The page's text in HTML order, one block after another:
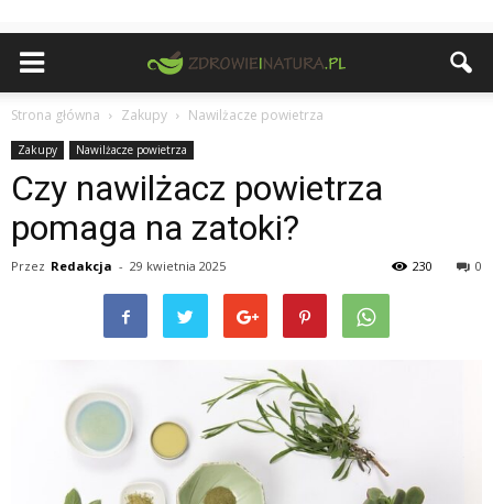
Strona główna Zakupy Nawilżacze powietrza
Zakupy Nawilżacze powietrza
Czy nawilżacz powietrza
pomaga na zatoki?
Przez Redakcja - 29 kwietnia 2025 0
230